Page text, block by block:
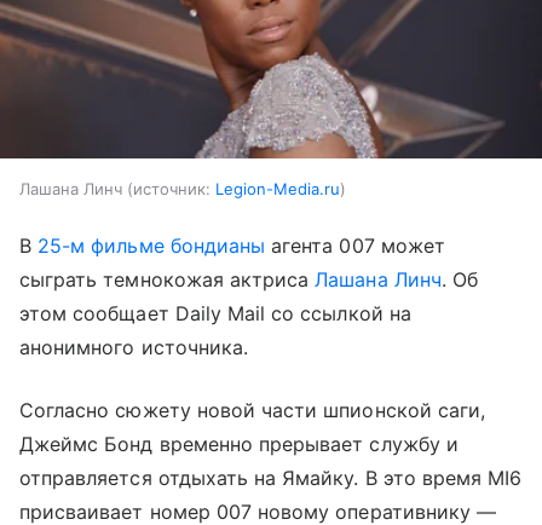
Лашана Линч источник: Legion-Media.ru
В 25-м фильме бондианы агента 007 может
сыграть темнокожая актрисаЛашана Линч. Об
этом сообщает Daily Mail со ссылкой на
анонимного источника.
Согласно сюжету новой части шпионской саги,
Джеймс Бонд временно прерывает службу и
отправляется отдыхать на Ямайку. В это время MI6
присваивает номер 007 новому оперативнику —